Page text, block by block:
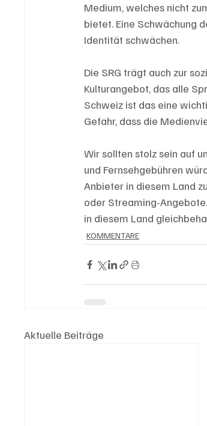
Medium, welches nicht
bietet. Eine Schwächung
Identität schwächen.
Die SRG trägt auch zur
Kulturangebot, das alle
Schweiz ist das eine
Gefahr, dass die
Wir sollten stolz sein auf
und Fernsehgebühren
Anbieter in diesem Land
oder Streaming-
in diesem Land
KOMMENTARE
Aktuelle Beiträge